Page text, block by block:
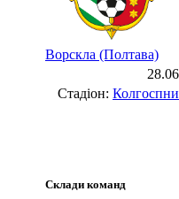
Ворскла (Полтава)
Стадіон:
Склади команд